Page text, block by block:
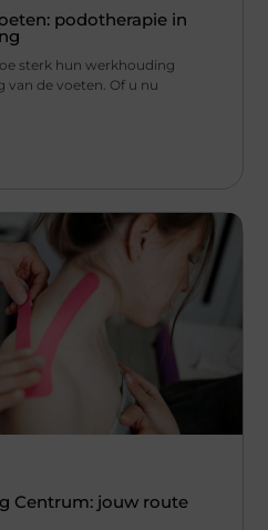
podotherapie in
sterk hun werkhouding
van de voeten. Of u nu
Centrum: jouw route